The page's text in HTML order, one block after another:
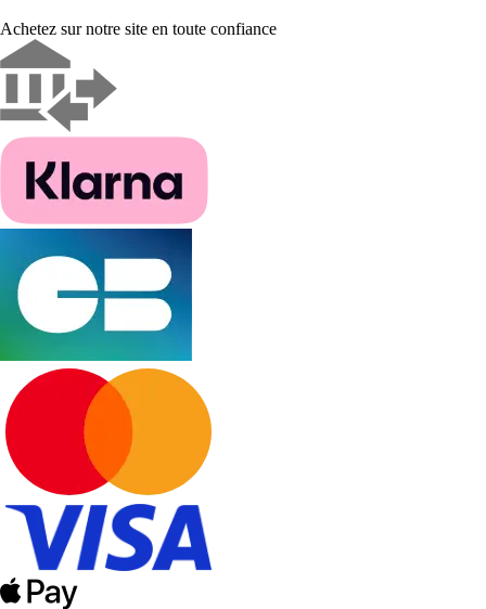
Achetez sur notre site en toute confiance